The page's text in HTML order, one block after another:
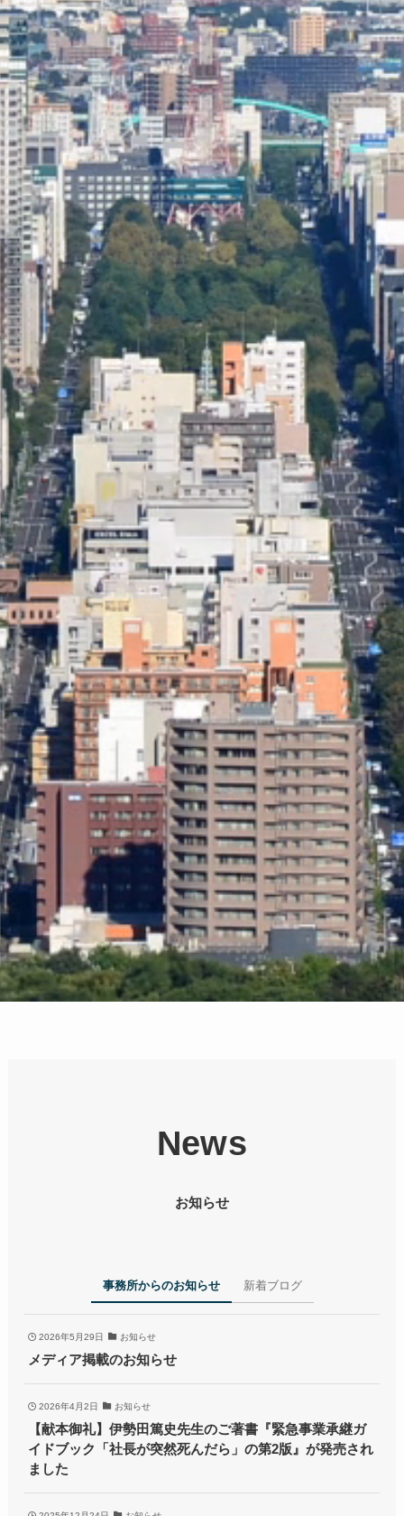
News
お知らせ
事務所からのお知らせ 新着ブログ
2026年5月29日 お知らせ
メディア掲載のお知らせ
2026年4月2日 お知らせ
【献本御礼】伊勢田篤史先生のご著書『緊急事業承継ガ
イドブック「社長が突然死んだら」の第2版』が発売され
ました